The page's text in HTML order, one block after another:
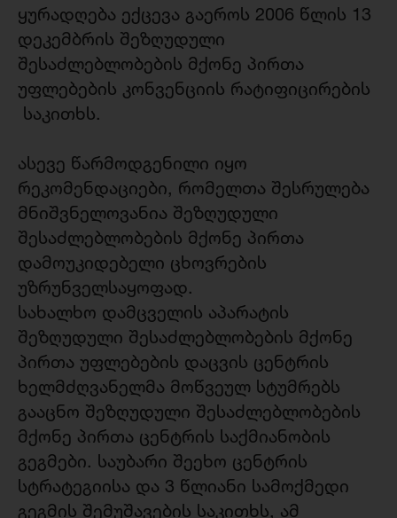
ყურადღება ექცევა გაეროს 2006 წლის 13
დეკემბრის შეზღუდული
შესაძლებლობების მქონე პირთა
უფლებების კონვენციის რატიფიცირების
საკითხს.
ასევე წარმოდგენილი იყო
რეკომენდაციები, რომელთა შესრულება
მნიშვნელოვანია შეზღუდული
შესაძლებლობების მქონე პირთა
დამოუკიდებელი ცხოვრების
უზრუნველსაყოფად.
სახალხო დამცველის აპარატის
შეზღუდული შესაძლებლობების მქონე
პირთა უფლებების დაცვის ცენტრის
ხელმძღვანელმა მოწვეულ სტუმრებს
გააცნო შეზღუდული შესაძლებლობების
მქონე პირთა ცენტრის საქმიანობის
გეგმები. საუბარი შეეხო ცენტრის
სტრატეგიისა და 3 წლიანი სამოქმედი
გეგმის შემუშავების საკითხს, ამ